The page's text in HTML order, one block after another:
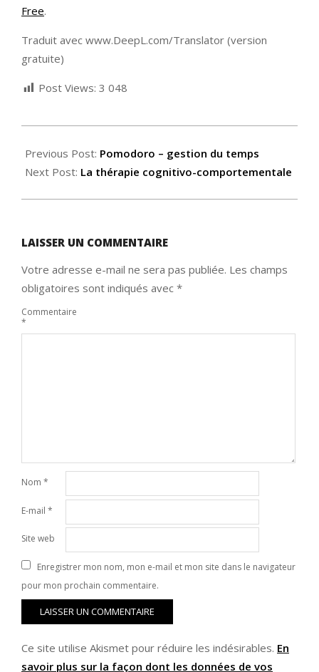
Free.
Traduit avec www.DeepL.com/Translator (version
gratuite)
Post Views: 3 048
12-
11
Previous Post: Pomodoro – gestion du temps
Next Post: La thérapie cognitivo-comportementale
LAISSER UN COMMENTAIRE
Votre adresse e-mail ne sera pas publiée. Les champs
obligatoires sont indiqués avec *
Commentaire
*
Nom *
E-mail *
Site web
Enregistrer mon nom, mon e-mail et mon site dans le navigateur
pour mon prochain commentaire.
Ce site utilise Akismet pour réduire les indésirables. En
savoir plus sur la façon dont les données de vos